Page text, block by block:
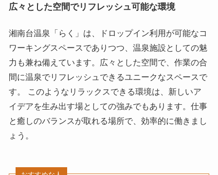
広々とした空間でリフレッシュ可能な環境
湘南台温泉「らく」は、ドロップイン利用が可能なコ
ワーキングスペースでありつつ、温泉施設としての魅
力も兼ね備えています。広々とした空間で、作業の合
間に温泉でリフレッシュできるユニークなスペースで
す。 このようなリラックスできる環境は、新しいア
イデアを生み出す場としての強みでもあります。仕事
と癒しのバランスが取れる場所で、効率的に働きまし
ょう。